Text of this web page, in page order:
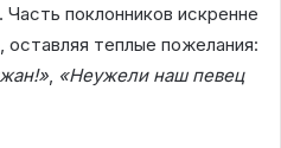
Часть поклонников искренне
теплые пожелания:
, «Неужели наш певец